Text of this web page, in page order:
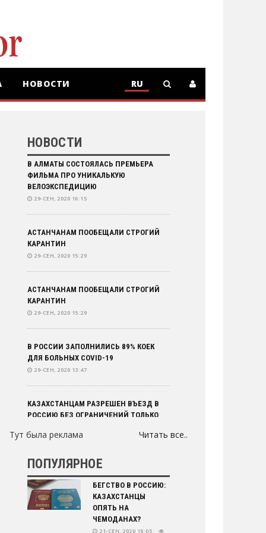
НОВОСТИ
RU
НОВОСТИ
В АЛМАТЫ СОСТОЯЛАСЬ ПРЕМЬЕРА
ФИЛЬМА ПРО УНИКАЛЬКУЮ
ВЕЛОЭКСПЕДИЦИЮ
29-СЕН, 2020 16:15
АСТАНЧАНАМ ПООБЕЩАЛИ СТРОГИЙ
КАРАНТИН
29-СЕН, 2020 15:29
АСТАНЧАНАМ ПООБЕЩАЛИ СТРОГИЙ
КАРАНТИН
29-СЕН, 2020 15:29
В РОССИИ ЗАПОЛНИЛИСЬ 89% КОЕК
ДЛЯ БОЛЬНЫХ COVID-19
29-СЕН, 2020 13:47
КАЗАХСТАНЦАМ РАЗРЕШЕН ВЪЕЗД В
РОССИЮ БЕЗ ОГРАНИЧЕНИЙ ТОЛЬКО
29-СЕН, 2020 11:48
ЛЕКАРСТВАМИ ДЕТЕЙ С РЕДКИМИ
ЗАБОЛЕВАНИЯМИ НА
29-СЕН, 2020 11:14
Читать все..
Тут была реклама
ПОПУЛЯРНОЕ
БЕГСТВО В РОССИЮ:
КАЗАХСТАНЦЫ
ОПЯТЬ НА
ЧЕМОДАНАХ?
21-СЕН, 2020 18:05